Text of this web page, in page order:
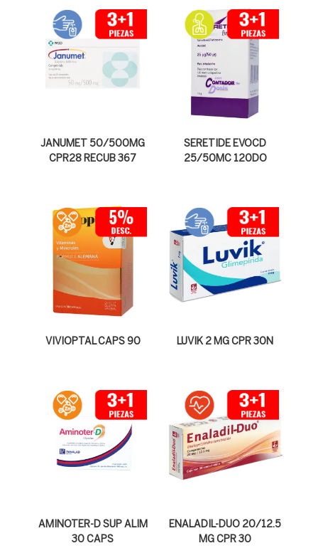
JANUMET 50/500MG
CPR28 RECUB 367
SERETIDE EVOCD
25/50MC 120DO
VIVIOPTAL CAPS 90 LUVIK 2 MG CPR 30N
AMINOTER-D SUP ALIM
30 CAPS
ENALADIL-DUO 20/12.5
MG CPR 30